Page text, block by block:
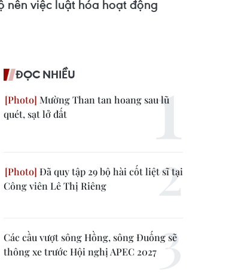
nên việc luật hóa hoạt động
ĐỌC NHIỀU
Mường Than tan hoang sau lũ
quét, sạt lở đất
Đã quy tập 29 bộ hài cốt liệt sĩ tại
Công viên Lê Thị Riêng
Các cầu vượt sông Hồng, sông Đuống sẽ
thông xe trước Hội nghị APEC 2027